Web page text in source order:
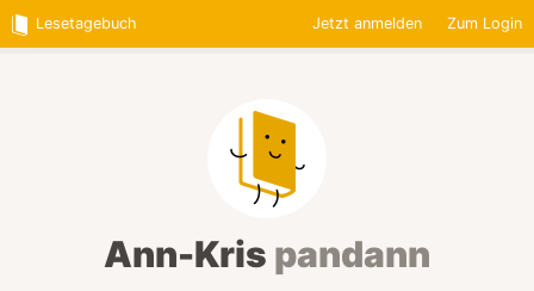
Lesetagebuch Jetzt anmelden Zum Login
Ann-Kris pandann